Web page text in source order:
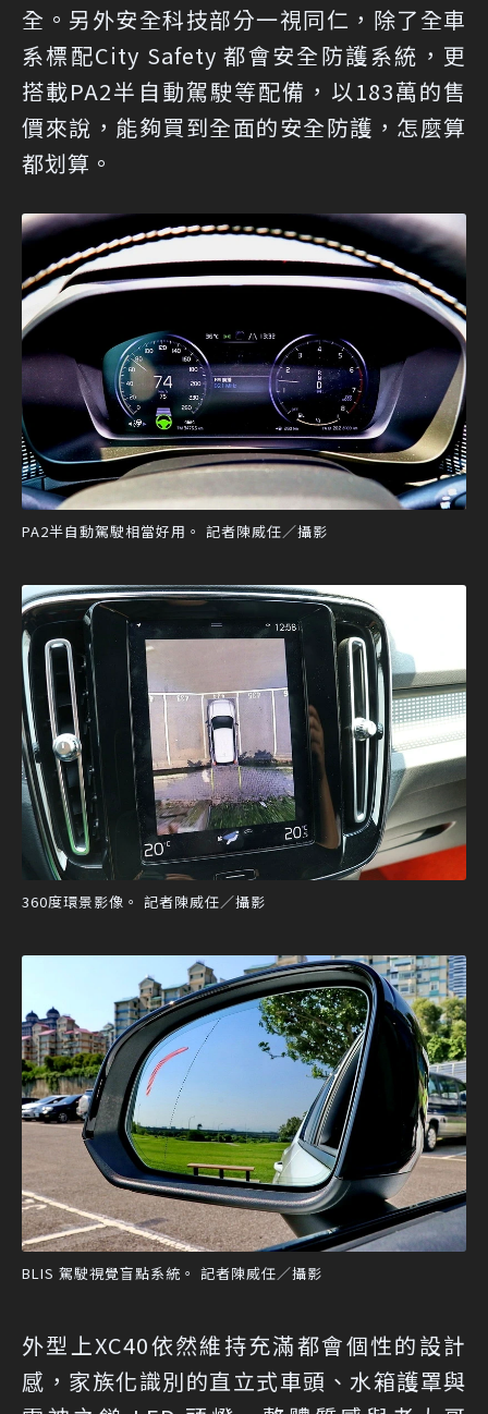
全。另外安全科技部分一視同仁，除了全車
系標配City Safety 都會安全防護系統，更
搭載PA2半自動駕駛等配備，以183萬的售
價來說，能夠買到全面的安全防護，怎麼算
都划算。
PA2半自動駕駛相當好用。 記者陳威任／攝影
360度環景影像。 記者陳威任／攝影
BLIS 駕駛視覺盲點系統。 記者陳威任／攝影
外型上XC40依然維持充滿都會個性的設計
感，家族化識別的直立式車頭、水箱護罩與